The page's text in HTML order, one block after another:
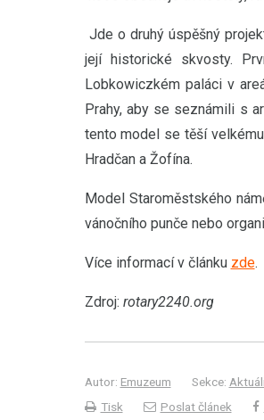
Jde o druhý úspěšný
její historické skvosty.
Lobkowiczkém paláci v
Prahy, aby se seznámili s
tento model se těší
Hradčan a Žofína.
Model Staroměstského
vánočního punče nebo
Více informací v článku zde.
Zdroj: rotary2240.org
Autor: Emuzeum Sekce:
Tisk
Poslat článek